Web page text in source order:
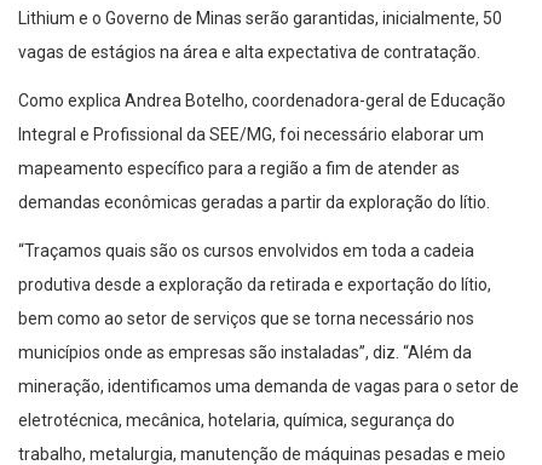
Lithium e o Governo de Minas serão garantidas, inicialmente, 50
vagas de estágios na área e alta expectativa de contratação.
Como explica Andrea Botelho, coordenadora-geral de Educação
Integral e Profissional da SEE/MG, foi necessário elaborar um
mapeamento específico para a região a fim de atender as
demandas econômicas geradas a partir da exploração do lítio.
“Traçamos quais são os cursos envolvidos em toda a cadeia
produtiva desde a exploração da retirada e exportação do lítio,
bem como ao setor de serviços que se torna necessário nos
municípios onde as empresas são instaladas”, diz. “Além da
mineração, identificamos uma demanda de vagas para o setor de
eletrotécnica, mecânica, hotelaria, química, segurança do
trabalho, metalurgia, manutenção de máquinas pesadas e meio